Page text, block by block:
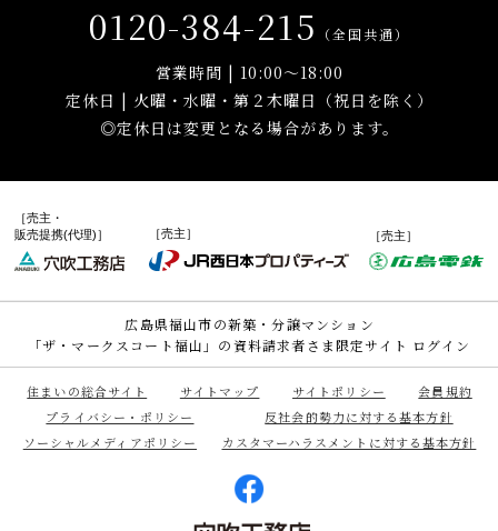
広島県福山市の新築・分譲マンション
「ザ・マークスコート福山」の資料請求者さま限定サイト ログイン
0120-384-215 （全国共通）
営業時間 | 10:00～18:00
定休日 | 火曜・水曜・第２木曜日（祝日を除く）
◎定休日は変更となる場合があります。
［売主・
販売提携(代理)］
［売主］ ［売主］
住まいの総合サイト サイトマップ サイトポリシー
会員規約
プライバシー・ポリシー
反社会的勢力に対する基本方針
ソーシャルメディアポリシー
カスタマーハラスメントに対する基本方針